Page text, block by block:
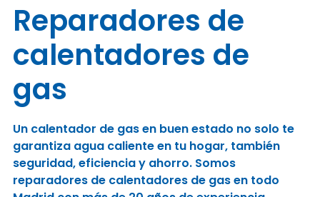
Reparadores de
calentadores de
gas
Un calentador de gas en buen estado no solo te
garantiza agua caliente en tu hogar, también
seguridad, eficiencia y ahorro. Somos
reparadores de calentadores de gas en todo